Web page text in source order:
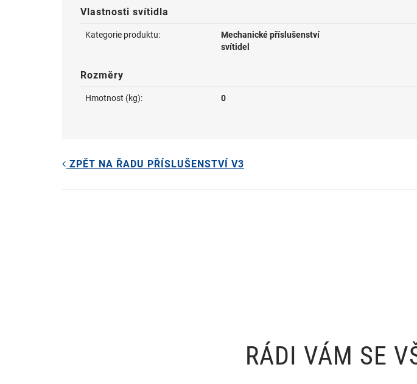
Vlastnosti svítidla
Kategorie produktu:
Mechanické příslušenství
svítidel
Rozměry
Hmotnost (kg): 0
ZPĚT NA ŘADU PŘÍSLUŠENSTVÍ V3
RÁDI VÁM SE